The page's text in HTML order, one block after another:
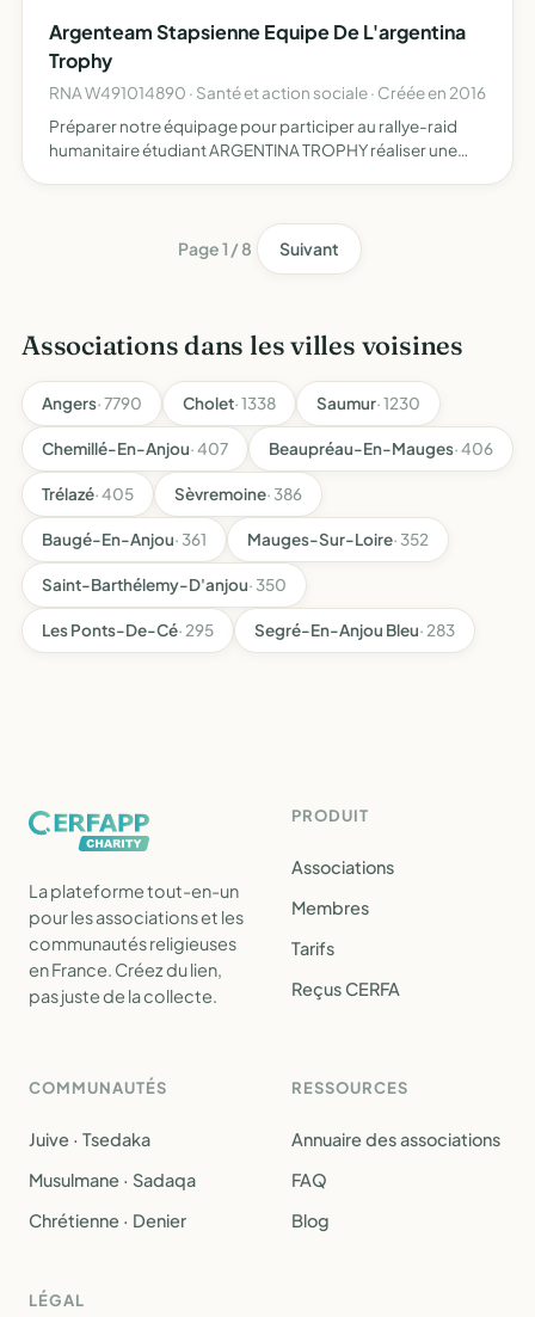
Argenteam Stapsienne Equipe De L'argentina
Trophy
RNA W491014890 · Santé et action sociale · Créée en 2016
Préparer notre équipage pour participer au rallye-raid
humanitaire étudiant ARGENTINA TROPHY réaliser une
Page 1 / 8 Suivant
Associations dans les villes voisines
Angers· 7790 Cholet· 1338 Saumur· 1230
Chemillé-En-Anjou· 407 Beaupréau-En-Mauges· 406
Trélazé· 405 Sèvremoine· 386
Baugé-En-Anjou· 361 Mauges-Sur-Loire· 352
Saint-Barthélemy-D'anjou· 350
Les Ponts-De-Cé· 295 Segré-En-Anjou Bleu· 283
La plateforme tout-en-un
pour les associations et les
communautés religieuses
en France. Créez du lien,
pas juste de la collecte.
PRODUIT
Associations
Membres
Tarifs
Reçus CERFA
COMMUNAUTÉS
Juive · Tsedaka
Musulmane · Sadaqa
Chrétienne · Denier
RESSOURCES
Annuaire des associations
FAQ
Blog
LÉGAL